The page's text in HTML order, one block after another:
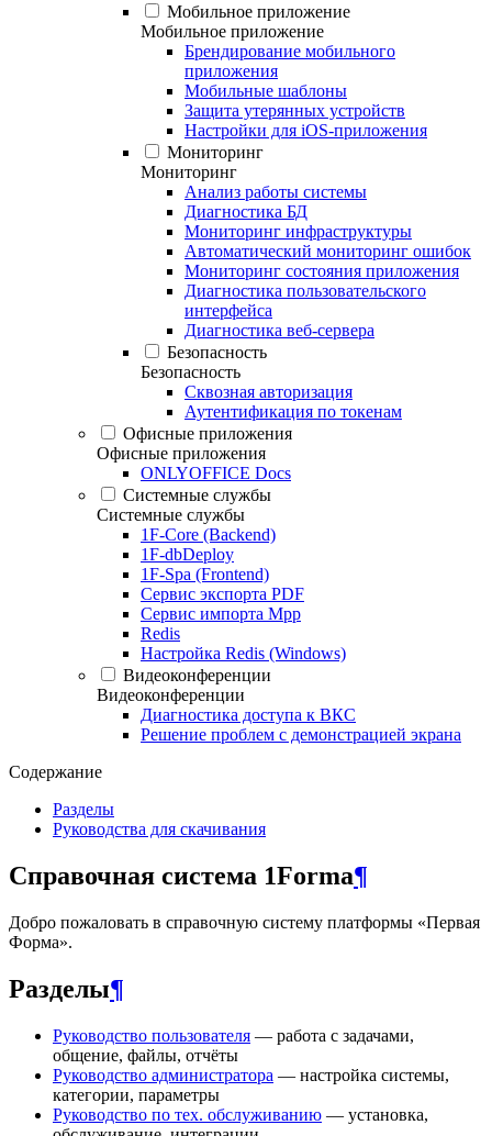
Мобильное приложение
Мобильное приложение
Брендирование мобильного
приложения
Мобильные шаблоны
Защита утерянных устройств
Настройки для iOS-приложения
Мониторинг
Мониторинг
Анализ работы системы
Диагностика БД
Мониторинг инфраструктуры
Автоматический мониторинг ошибок
Мониторинг состояния приложения
Диагностика пользовательского
интерфейса
Диагностика веб-сервера
Безопасность
Безопасность
Сквозная авторизация
Аутентификация по токенам
Офисные приложения
Офисные приложения
ONLYOFFICE Docs
Системные службы
Системные службы
1F-Core (Backend)
1F-dbDeploy
1F-Spa (Frontend)
Сервис экспорта PDF
Сервис импорта Mpp
Redis
Настройка Redis (Windows)
Видеоконференции
Видеоконференции
Диагностика доступа к ВКС
Решение проблем с демонстрацией экрана
Содержание
Разделы
Руководства для скачивания
Справочная система 1Forma¶
Добро пожаловать в справочную систему платформы «Первая
Форма».
Разделы¶
Руководство пользователя — работа с задачами,
общение, файлы, отчёты
Руководство администратора — настройка системы,
категории, параметры
Руководство по тех. обслуживанию — установка,